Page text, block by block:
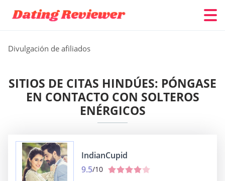
Divulgación de afiliados
SITIOS DE CITAS HINDÚES: PÓNGASE
EN CONTACTO CON SOLTEROS
ENÉRGICOS
IndianCupid
9.5/10